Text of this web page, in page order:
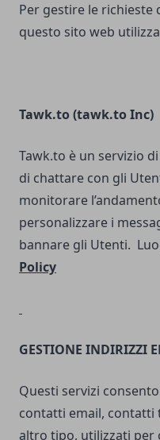
Per gestire le
questo sito web
Tawk.to (tawk.to Inc)
Tawk.to è un servizio
di chattare con gli
monitorare
personalizzare i
bannare gli Utenti.
Policy
GESTIONE INDIRIZZI
Questi servizi
contatti email,
altro tipo, utilizzati per